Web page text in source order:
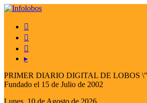



▸
PRIMER DIARIO DIGITAL DE LOBOS
Fundado el 15 de Julio de 2002
Lunes, 10 de Agosto de 2026